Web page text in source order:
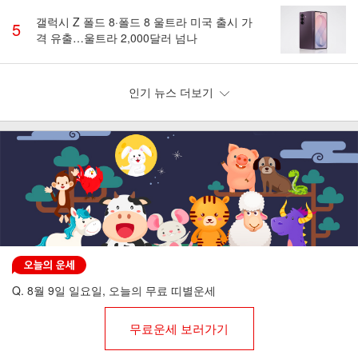
5
갤럭시 Z 폴드 8·폴드 8 울트라 미국 출시 가
격 유출…울트라 2,000달러 넘나
인기 뉴스 더보기
Q. 8월 9일 일요일, 오늘의 무료 띠별운세
무료운세 보러가기